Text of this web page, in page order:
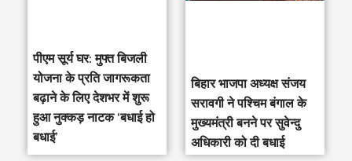
पीएम सूर्य घर: मुफ्त बिजली
योजना के प्रति जागरूकता
बढ़ाने के लिए देशभर में शुरू
हुआ नुक्कड़ नाटक ‘बधाई हो
बधाई’
‎बिहार भाजपा अध्यक्ष संजय
सरावगी ने पश्चिम बंगाल के
मुख्यमंत्री बनने पर सुवेन्दु
अधिकारी को दी बधाई